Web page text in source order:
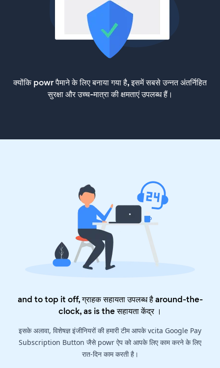
क्योंकि powr पैमाने के लिए बनाया गया है, इसमें सबसे उन्नत अंतर्निहित
सुरक्षा और उच्च-मात्रा की क्षमताएं उपलब्ध हैं।
and to top it off, ग्राहक सहायता उपलब्ध है around-the-
clock, as is theसहायता केंद्र।
इसके अलावा, विशेषज्ञ इंजीनियरों की हमारी टीम आपके vcita Google Pay
Subscription Button जैसे powr ऐप को आपके लिए काम करने के लिए
रात-दिन काम करती है।